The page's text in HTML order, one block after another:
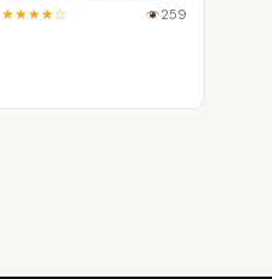
★★★★☆ 259